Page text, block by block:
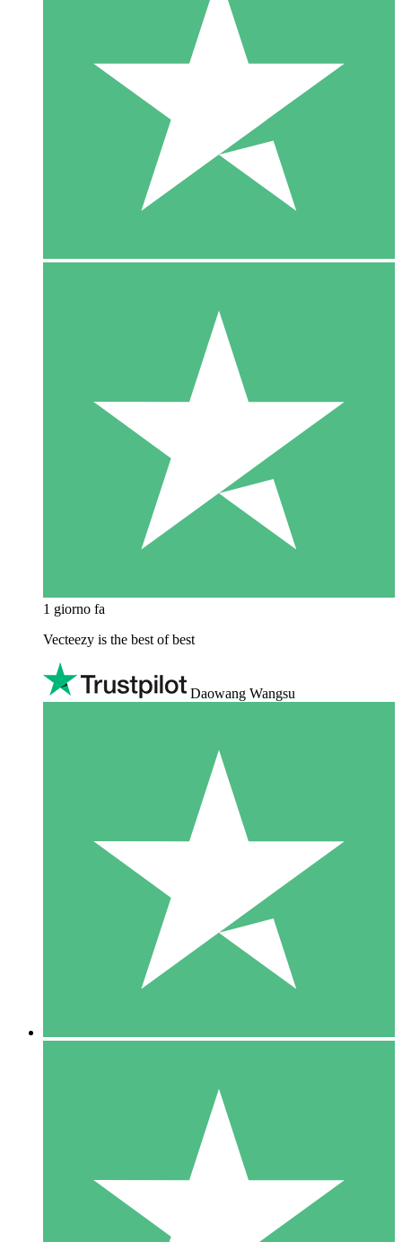
1 giorno fa
Vecteezy is the best of best
Daowang Wangsu